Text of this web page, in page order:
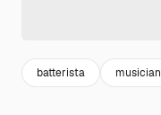
batterista musician